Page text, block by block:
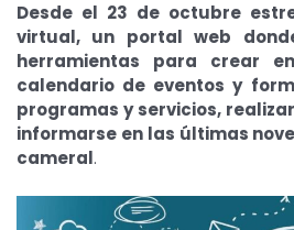
Desde el 23 de octubre
virtual, un portal web
herramientas para crear
calendario de eventos y
programas y servicios,
informarse en las últimas
cameral.